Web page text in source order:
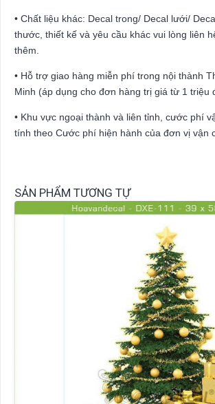
• Chất liệu khác: Decal trong/ Decal lưới/
thước, thiết kế và yêu cầu khác vui lòng liên
thêm.
• Hỗ trợ giao hàng miễn phí trong nội thành
Minh (áp dụng cho đơn hàng trị giá từ 1 triệu
• Khu vực ngoại thành và liên tỉnh, cước phí
tính theo Cước phí hiện hành của đơn vị vận
SẢN PHẨM TƯƠNG TỰ